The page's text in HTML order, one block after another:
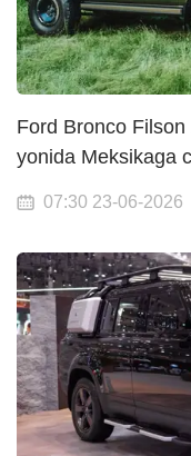
Ford Bronco
yonida Meksikaga
07:30 23-06-2026